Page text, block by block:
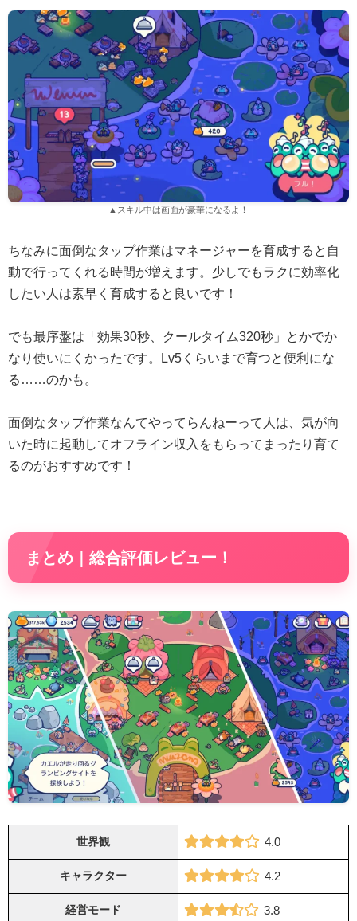
▲スキル中は画面が豪華になるよ！
ちなみに面倒なタップ作業はマネージャーを育成すると自
動で行ってくれる時間が増えます。少しでもラクに効率化
したい人は素早く育成すると良いです！
でも最序盤は「効果30秒、クールタイム320秒」とかでか
なり使いにくかったです。Lv5くらいまで育つと便利にな
る……のかも。
面倒なタップ作業なんてやってらんねーって人は、気が向
いた時に起動してオフライン収入をもらってまったり育て
るのがおすすめです！
まとめ｜総合評価レビュー！
世界観 4.0
キャラクター 4.2
経営モード 3.8